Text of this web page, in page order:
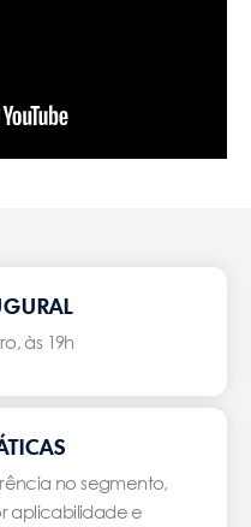
às 19h
no segmento,
aplicabilidade e